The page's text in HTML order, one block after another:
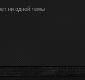
ни одной темы